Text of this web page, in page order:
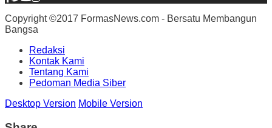
Copyright ©2017 FormasNews.com - Bersatu Membangun
Bangsa
Redaksi
Kontak Kami
Tentang Kami
Pedoman Media Siber
Desktop Version Mobile Version